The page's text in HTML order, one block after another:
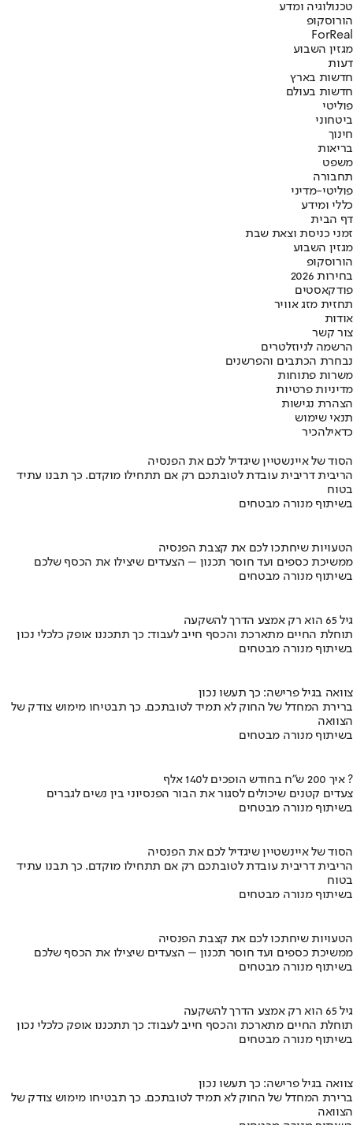
טכנולוגיה ומדע
הורוסקופ
ForReal
מגזין השבוע
דעות
חדשות בארץ
חדשות בעולם
פוליטי
ביטחוני
חינוך
בריאות
משפט
תחבורה
פוליטי-מדיני
כללי ומידע
דף הבית
זמני כניסת וצאת שבת
מגזין השבוע
הורוסקופ
בחירות 2026
פודקאסטים
תחזית מזג אוויר
אודות
צור קשר
הרשמה לניוזלטרים
נבחרת הכתבים והפרשנים
משרות פתוחות
מדיניות פרטיות
הצהרת נגישות
תנאי שימוש
כדאילהכיר
הסוד של איינשטיין שיגדיל לכם את הפנסיה
הריבית דריבית עובדת לטובתכם רק אם תתחילו מוקדם. כך תבנו עתיד
בטוח
בשיתוף מנורה מבטחים
הטעויות שיחתכו לכם את קצבת הפנסיה
ממשיכת כספים ועד חוסר תכנון – הצעדים שיצילו את הכסף שלכם
בשיתוף מנורה מבטחים
גיל 65 הוא רק אמצע הדרך להשקעה
תוחלת החיים מתארכת והכסף חייב לעבוד: כך תתכננו אופק כלכלי נכון
בשיתוף מנורה מבטחים
צוואה בגיל פרישה: כך תעשו נכון
ברירת המחדל של החוק לא תמיד לטובתכם. כך תבטיחו מימוש צודק של
הצוואה
בשיתוף מנורה מבטחים
איך 200 ש"ח בחודש הופכים ל140 אלף ?
צעדים קטנים שיכולים לסגור את הבור הפנסיוני בין נשים לגברים
בשיתוף מנורה מבטחים
הסוד של איינשטיין שיגדיל לכם את הפנסיה
הריבית דריבית עובדת לטובתכם רק אם תתחילו מוקדם. כך תבנו עתיד
בטוח
בשיתוף מנורה מבטחים
הטעויות שיחתכו לכם את קצבת הפנסיה
ממשיכת כספים ועד חוסר תכנון – הצעדים שיצילו את הכסף שלכם
בשיתוף מנורה מבטחים
גיל 65 הוא רק אמצע הדרך להשקעה
תוחלת החיים מתארכת והכסף חייב לעבוד: כך תתכננו אופק כלכלי נכון
בשיתוף מנורה מבטחים
צוואה בגיל פרישה: כך תעשו נכון
ברירת המחדל של החוק לא תמיד לטובתכם. כך תבטיחו מימוש צודק של
הצוואה